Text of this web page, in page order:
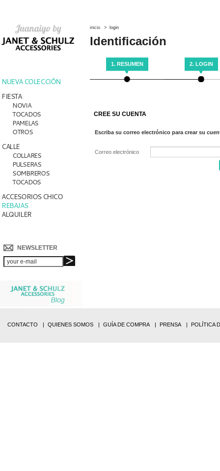
NUEVA COLECCIÓN
FIESTA
NOVIA
TOCADOS
PAMELAS
OTROS
CALLE
COLLARES
PULSERAS
SOMBREROS
TOCADOS
ACCESORIOS CHICO
REBAJAS
ALQUILER
NEWSLETTER
inicio > login
Identificación
1. RESUMEN 2. LOGIN
CREE SU CUENTA
Escriba su correo electrónico para crear su
Correo electrónico
CONTACTO QUIENES SOMOS GUÍA DE COMPRA PRENSA POLÍTICA